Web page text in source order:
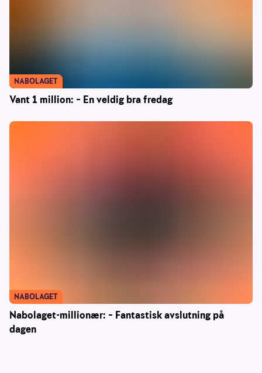
Vant 1 million: – En veldig bra fredag
NABOLAGET
Nabolaget-millionær: – Fantastisk avslutning på
dagen
NABOLAGET